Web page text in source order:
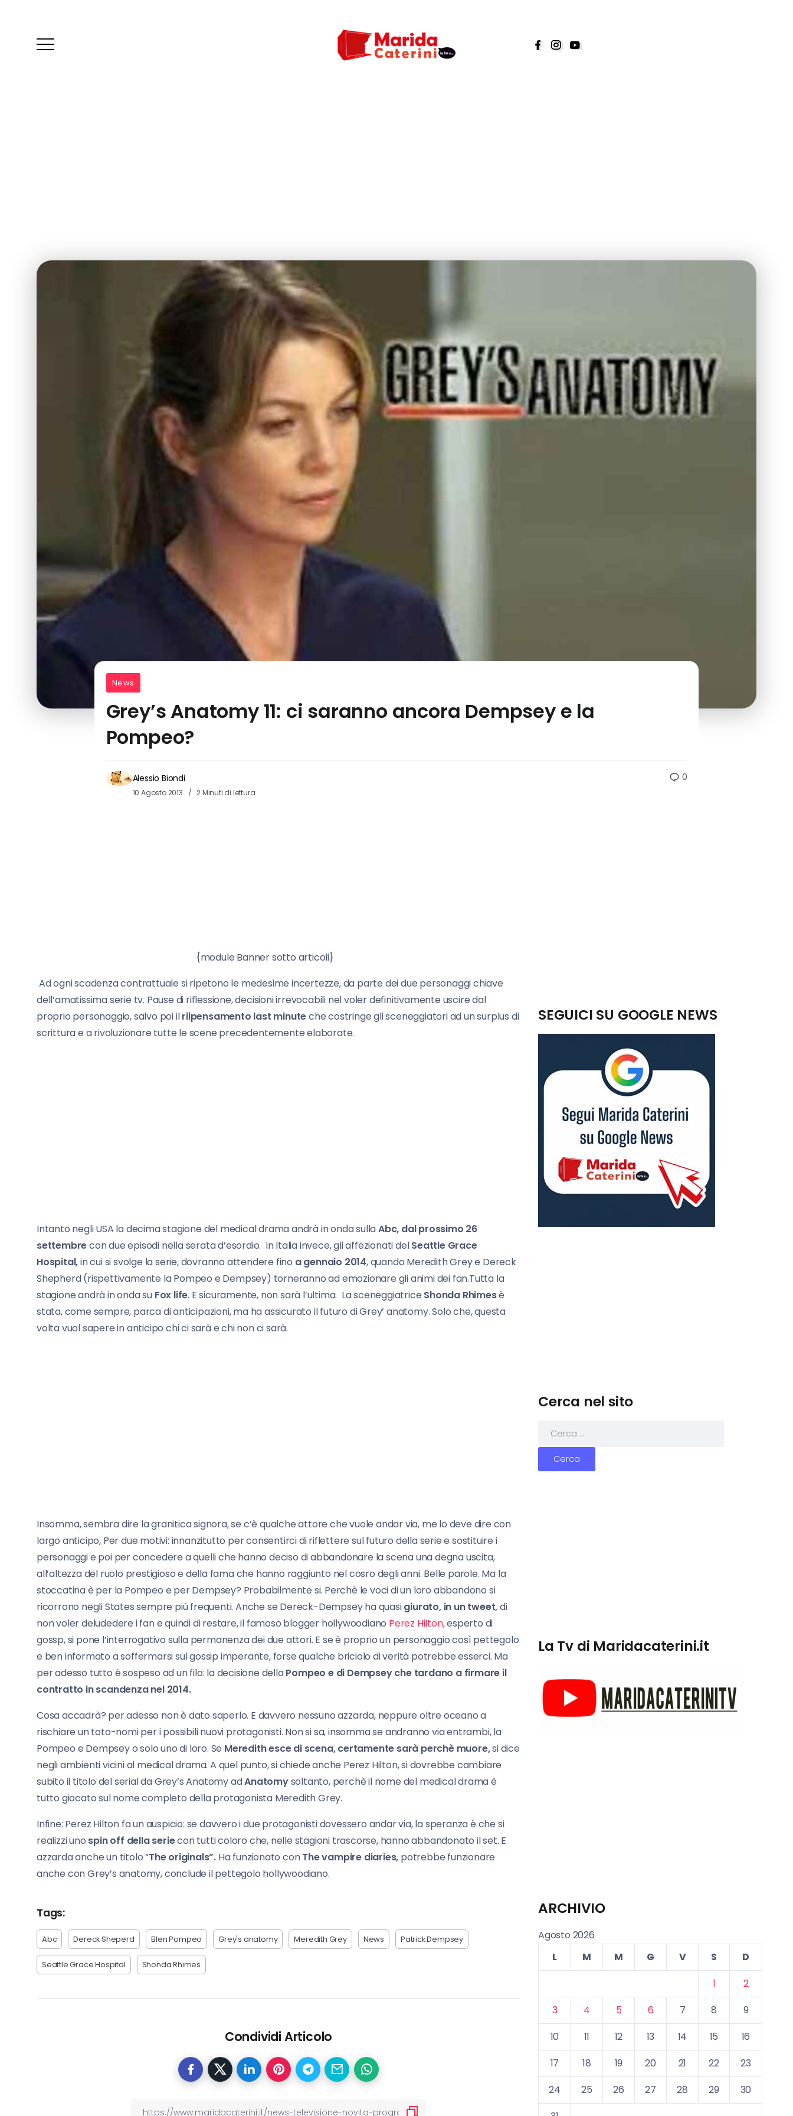
News
Grey’s Anatomy 11: ci saranno ancora Dempsey e la
Pompeo?
Alessio Biondi
10 Agosto 2013 2 Minuti di lettura
0
{module Banner sotto articoli}
Ad ogni scadenza contrattuale si ripetono le medesime incertezze, da parte dei due personaggi chiave
dell’amatissima serie tv. Pause di riflessione, decisioni irrevocabili nel voler definitivamente uscire dal
proprio personaggio, salvo poi ilriipensamento last minuteche costringe gli sceneggiatori ad un surplus di
scrittura e a rivoluzionare tutte le scene precedentemente elaborate.
Intanto negli USA la decima stagione del medical drama andrà in onda sullaAbc, dal prossimo 26
settembrecon due episodi nella serata d’esordio. In Italia invece, gli affezionati delSeattle Grace
Hospital,in cui si svolge la serie, dovranno attendere fino a gennaio 2014, quando Meredith Grey e Dereck
Shepherd (rispettivamente la Pompeo e Dempsey) torneranno ad emozionare gli animi dei fan.Tutta la
stagione andrà in onda su Fox life. E sicuramente, non sarà l’ultima. La sceneggiatrice Shonda Rhimesè
stata, come sempre, parca di anticipazioni, ma ha assicurato il futuro di Grey’ anatomy. Solo che, questa
volta vuol sapere in anticipo chi ci sarà e chi non ci sarà.
Insomma, sembra dire la granitica signora, se c’è qualche attore che vuole andar via, me lo deve dire con
largo anticipo, Per due motivi: innanzitutto per consentirci di riflettere sul futuro della serie e sostituire i
personaggi e poi per concedere a quelli che hanno deciso di abbandonare la scena una degna uscita,
all’altezza del ruolo prestigioso e della fama che hanno raggiunto nel cosro degli anni. Belle parole. Ma la
stoccatina è per la Pompeo e per Dempsey? Probabilmente si. Perchè le voci di un loro abbandono si
ricorrono negli States sempre più frequenti. Anche se Dereck-Dempsey ha quasigiurato, in un tweet,di
non voler deludedere i fan e quindi di restare, il famoso blogger hollywoodiano Perez Hilton,esperto di
gossp, si pone l’interrogativo sulla permanenza dei due attori. E se è proprio un personaggio così pettegolo
e ben informato a soffermarsi sul gossip imperante, forse qualche briciolo di verità potrebbe esserci. Ma
per adesso tutto è sospeso ad un filo: la decisione dellaPompeo e di Dempsey che tardano a firmare il
contratto in scandenza nel 2014.
Cosa accadrà? per adesso non è dato saperlo. E davvero nessuno azzarda, neppure oltre oceano a
rischiare un toto-nomi per i possibili nuovi protagonisti. Non si sa, insomma se andranno via entrambi, la
Pompeo e Dempsey o solo uno di loro. Se Meredith esce di scena, certamente sarà perchè muore,si dice
negli ambienti vicini al medical drama. A quel punto, si chiede anche Perez Hilton, si dovrebbe cambiare
subito il titolo del serial da Grey’s Anatomy adAnatomysoltanto, perchè il nome del medical drama è
tutto giocato sul nome completo della protagonista Meredith Grey.
Infine: Perez Hilton fa un auspicio: se davvero i due protagonisti dovessero andar via, la speranza è che si
realizzi uno spin off della seriecon tutti coloro che, nelle stagioni trascorse, hanno abbandonato il set. E
azzarda anche un titolo “The originals”. Ha funzionato conThe vampire diaries, potrebbe funzionare
anche con Grey’s anatomy, conclude il pettegolo hollywoodiano.
Tags:
Abc Dereck Sheperd Ellen Pompeo Grey's anatomy Meredith Grey News Patrick Dempsey
Seattle Grace Hospital Shonda Rhimes
Condividi Articolo
SEGUICI SU GOOGLE NEWS
Cerca nel sito
La Tv di Maridacaterini.it
ARCHIVIO
Agosto 2026
L
M M G V S
D
1
2
3
4 5 6 7 8
9
10
11 12 13 14 15
16
17
18 19 20 21 22
23
24
25 26 27 28 29
30